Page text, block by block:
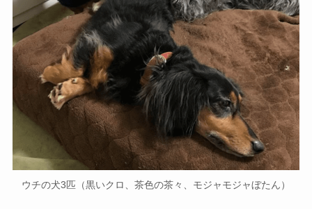
ウチの犬3匹（黒いクロ、茶色の茶々、モジャモジャぼたん）